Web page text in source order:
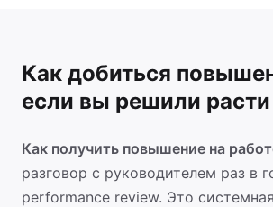
Как добиться
если вы решили расти
Как получить повышение на
разговор с руководителем раз в
performance review. Это